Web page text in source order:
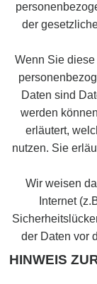
der
Wenn Sie
Daten sind
werden
erläutert,
nutzen. Sie
Wir weisen
Internet
der Daten vor
HINWEIS